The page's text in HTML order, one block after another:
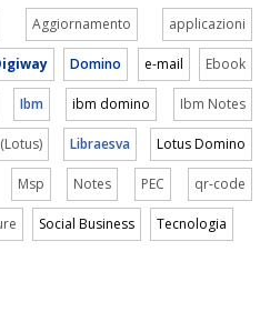
Aggiornamento applicazioni
Domino e-mail Ebook
Ibm ibm domino Ibm Notes
Libraesva Lotus Domino
Msp Notes PEC qr-code
Social Business Tecnologia